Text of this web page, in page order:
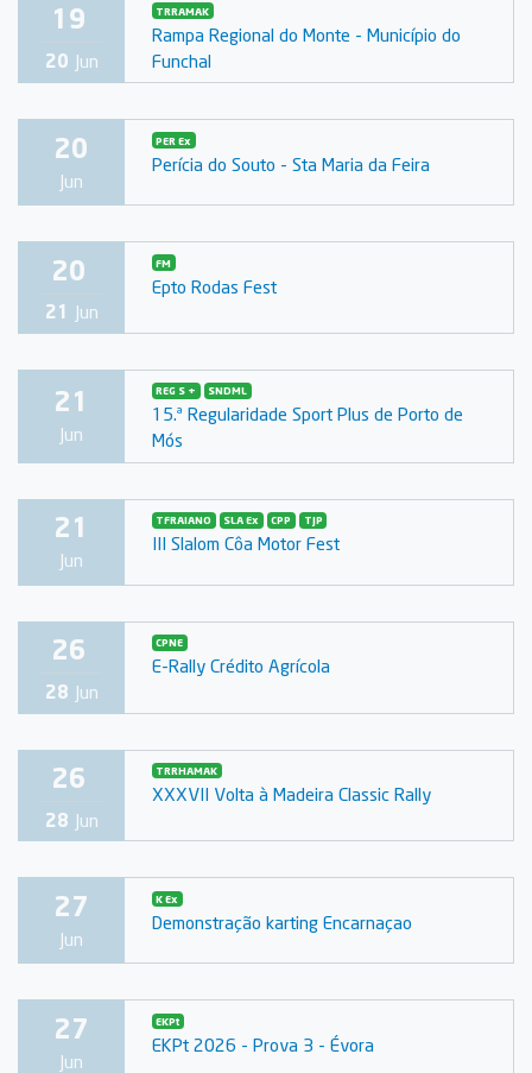
19
20 Jun
TRRAMAK
Rampa Regional do Monte - Município do
Funchal
20
Jun
PER Ex
Perícia do Souto - Sta Maria da Feira
20
21 Jun
FM
Epto Rodas Fest
21
Jun
REG S + SNDML
15.ª Regularidade Sport Plus de Porto de
Mós
21
Jun
TFRAIANO SLA Ex CPP TJP
III Slalom Côa Motor Fest
26
28 Jun
CPNE
E-Rally Crédito Agrícola
26
28 Jun
TRRHAMAK
XXXVII Volta à Madeira Classic Rally
27
Jun
K Ex
Demonstração karting Encarnaçao
27
Jun
EKPt
EKPt 2026 - Prova 3 - Évora